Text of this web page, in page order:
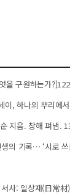
을 구원하는가?]122
이, 하나의 뿌리에
지음. 창해 펴냄.
의 기록… ‘시로 쓰
사: 일상재(日常材